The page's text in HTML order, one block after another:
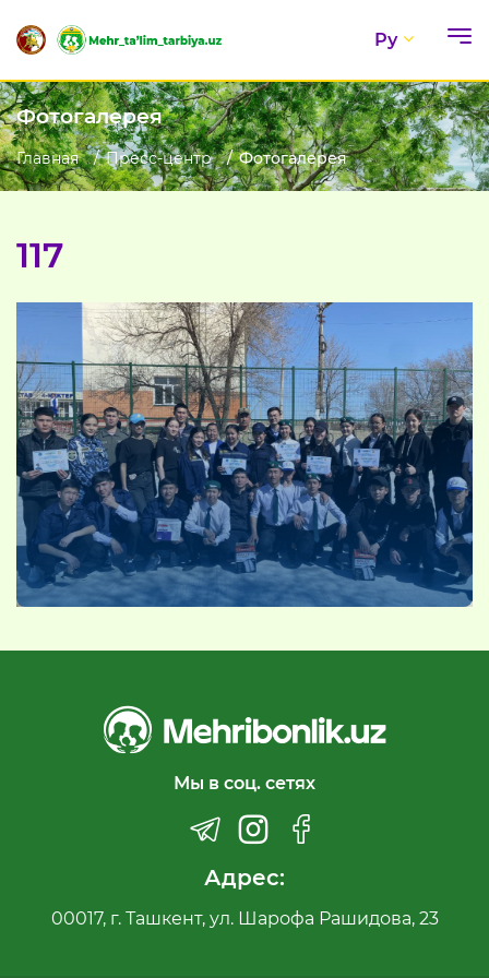
Ру
Фотогалерея
Главная Пресс-центр Фотогалерея
117
Мы в соц. сетях
Адрес:
00017, г. Ташкент, ул. Шарофа Рашидова, 23